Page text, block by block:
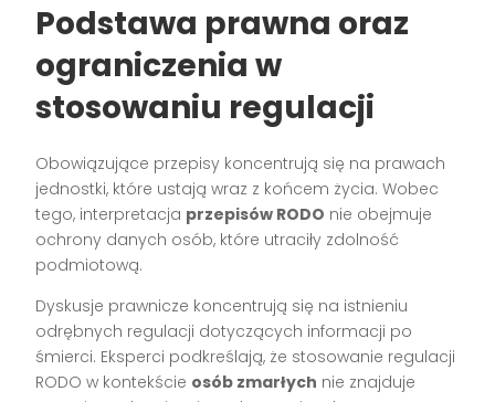
Podstawa prawna oraz
ograniczenia w
stosowaniu regulacji
Obowiązujące przepisy koncentrują się na prawach
jednostki, które ustają wraz z końcem życia. Wobec
tego, interpretacja przepisów RODO nie obejmuje
ochrony danych osób, które utraciły zdolność
podmiotową.
Dyskusje prawnicze koncentrują się na istnieniu
odrębnych regulacji dotyczących informacji po
śmierci. Eksperci podkreślają, że stosowanie regulacji
RODO w kontekście osób zmarłych nie znajduje